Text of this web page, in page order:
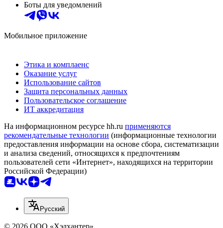
Боты для уведомлений
Мобильное приложение
Этика и комплаенс
Оказание услуг
Использование сайтов
Защита персональных данных
Пользовательское соглашение
ИТ аккредитация
На информационном ресурсе hh.ru применяются
рекомендательные технологии (информационные технологии
предоставления информации на основе сбора, систематизации
и анализа сведений, относящихся к предпочтениям
пользователей сети «Интернет», находящихся на территории
Российской Федерации)
Русский